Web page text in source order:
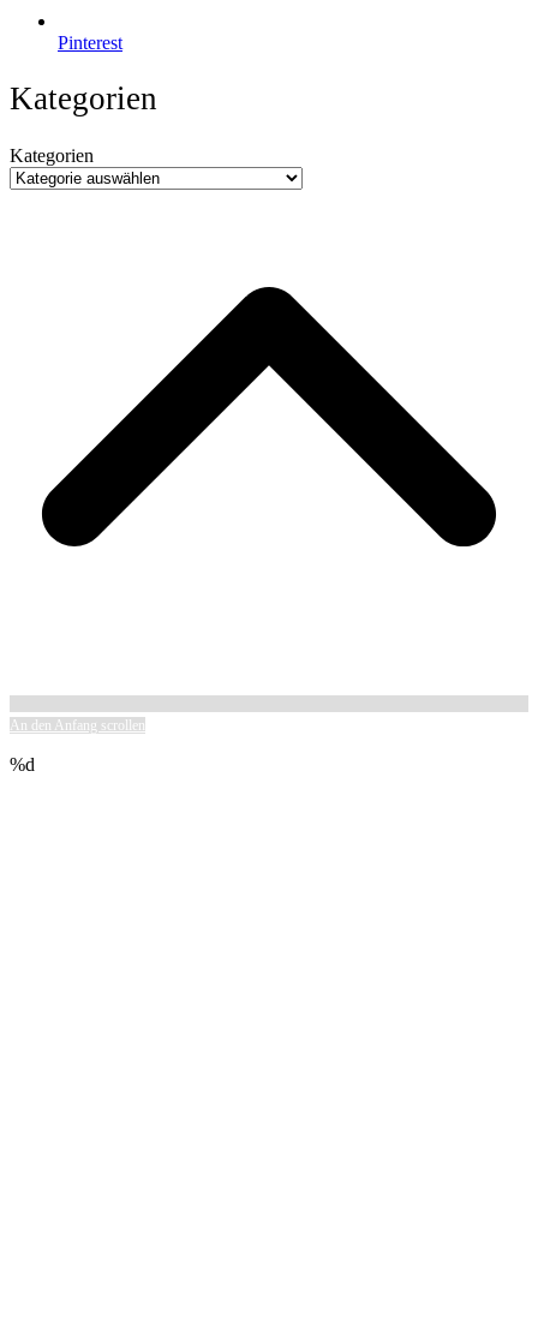
Pinterest
Kategorien
Kategorien
An den Anfang scrollen
%d